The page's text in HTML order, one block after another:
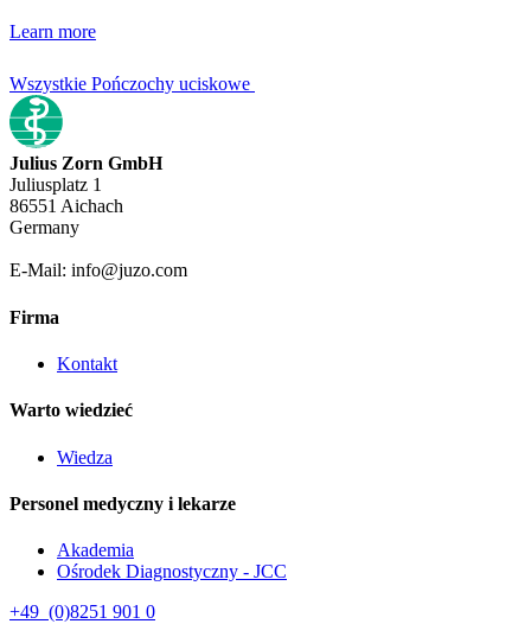
Learn more
Wszystkie Pończochy uciskowe
Julius Zorn GmbH
Juliusplatz 1
86551 Aichach
Germany
E-Mail: info@juzo.com
Firma
Kontakt
Warto wiedzieć
Wiedza
Personel medyczny i lekarze
Akademia
Ośrodek Diagnostyczny - JCC
+49 (0)8251 901 0